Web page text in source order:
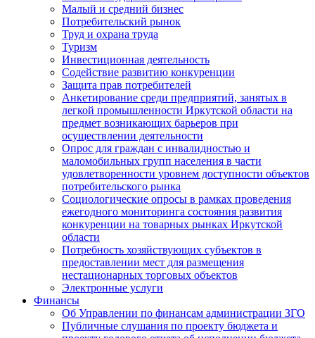
Малый и средний бизнес
Потребительский рынок
Труд и охрана труда
Туризм
Инвестиционная деятельность
Содействие развитию конкуренции
Защита прав потребителей
Анкетирование среди предприятий, занятых в
легкой промышленности Иркутской области на
предмет возникающих барьеров при
осуществлении деятельности
Опрос для граждан с инвалидностью и
маломобильных групп населения в части
удовлетворенности уровнем доступности объектов
потребительского рынка
Социологические опросы в рамках проведения
ежегодного мониторинга состояния развития
конкуренции на товарных рынках Иркутской
области
Потребность хозяйствующих субъектов в
предоставлении мест для размещения
нестационарных торговых объектов
Электронные услуги
Финансы
Об Управлении по финансам администрации ЗГО
Публичные слушания по проекту бюджета и